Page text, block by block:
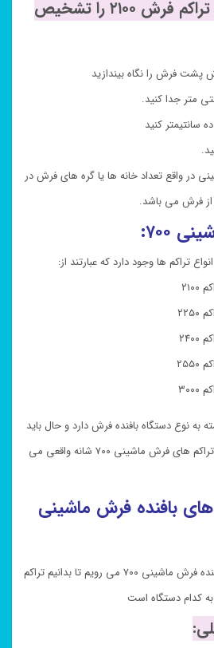
حا اینکه چطور باید تراکم فرش ۲۱۰۰ را تشخیص
پشت فرش را نگاه بیندازید
متر جدا کنید.
سانتیمتر کنید
در واقع تعداد خانه ها یا گره های فرش در
فرش می باشد.
۷۰۰:
۷۰۰ شانه بسته به نوع دستگاه بافنده فرش دارد و حال باید
تشخیص دهیم که کدام نوع تراکم های فرش ماشینی ۷۰۰ شانه واقعی می
های بافنده فرش ماشینی
حال به سراغ دستگاه های بافنده فرش ماشینی ۷۰۰ می رویم تا بدانیم تراکم